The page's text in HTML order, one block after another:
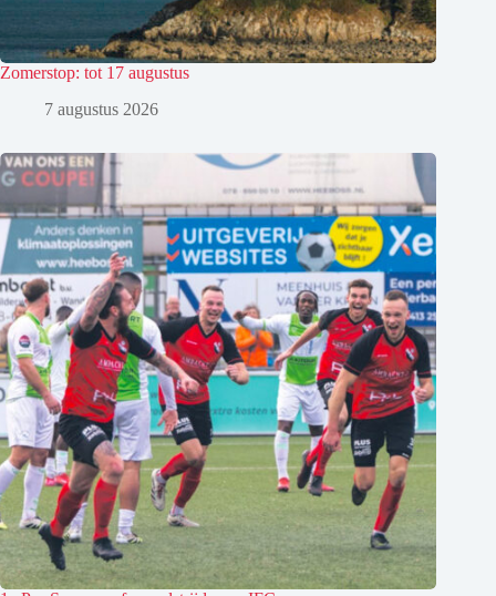
Zomerstop: tot 17 augustus
7 augustus 2026